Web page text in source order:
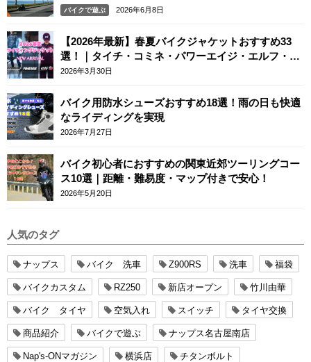
バイクで遊ぶ 2026年6月8日
【2026年最新】春夏バイクジャケットおすすめ33
選！｜タイチ・コミネ・パワーエイジ・エルフ・エ
ースカフェロンドン
2026年3月30日
バイク用防水シューズおすすめ18選！雨の日も快適
なライディングを実現
2026年7月27日
バイク初心者におすすめの関東近郊ツーリングコー
ス10選｜距離・難易度・マップ付きで安心！
2026年5月20日
人気のタグ
ナップス バイク 洗車 Z900RS 洗車 福袋
バイクカスタム RZ250 新店オープン 竹川由華
バイク タイヤ 空気入れ スイッチ タイヤ交換
商品紹介 バイクで遊ぶ ナップス名古屋南店
Nap's-ONマガジン 横浜店 チタンボルト